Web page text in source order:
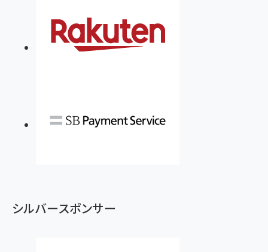
￥2,420
マーケティングの真実 P&G・グリコで学んだ失敗
Amazonランキングをもっと見る
ママ投資家が育休中に１億貯めた株式投資
￥1,870
Amazonランキングをもっと見る
￥3,190
フィードバック経営 「沈黙の組織」から「高め合う
Amazonランキングをもっと見る
シルバースポンサー